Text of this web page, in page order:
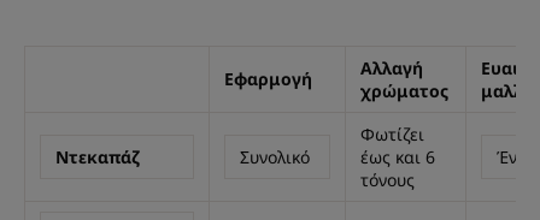
Εφαρμογή
Αλλαγή
χρώματος
Ντεκαπάζ Συνολικό
Φωτίζει
έως και 6
τόνους